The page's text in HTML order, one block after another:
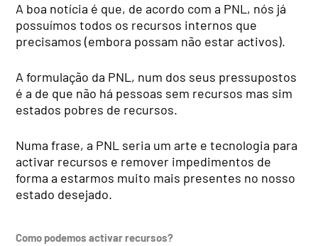
A boa notícia é que, de acor­do com a PNL, nós já
possuí­mos todos os recursos inter­nos que
precisamos (embora possam não estar activos).
A formulação da PNL, num dos seus pressupostos
é a de que não há pessoas sem recur­sos mas sim
estados pobres de recursos.
Numa frase, a PNL seria um arte e tecnologia para
activar recursos e remover impedi­mentos de
forma a estarmos muito mais presentes no nos­so
estado desejado.
Como podemos activar recursos?